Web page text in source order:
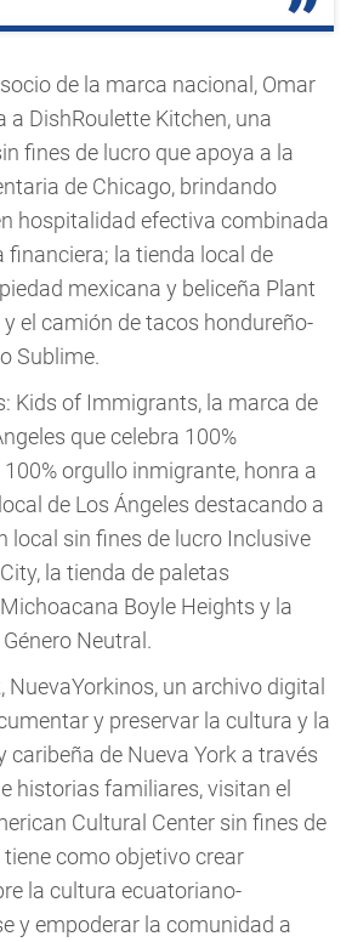
de la marca nacional, Omar
a DishRoulette Kitchen, una
fines de lucro que apoya a la
de Chicago, brindando
hospitalidad efectiva combinada
financiera; la tienda local de
mexicana y beliceña Plant
y el camión de tacos hondureño-
Sublime.
Kids of Immigrants, la marca de
que celebra 100%
orgullo inmigrante, honra a
de Los Ángeles destacando a
local sin fines de lucro Inclusive
, la tienda de paletas
Boyle Heights y la
Género Neutral .
NuevaYorkinos, un archivo digital
y preservar la cultura y la
caribeña de Nueva York a través
historias familiares, visitan el
Cultural Center sin fines de
tiene como objetivo crear
la cultura ecuatoriano-
y empoderar la comunidad a